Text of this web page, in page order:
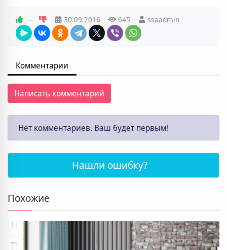
— 30.09.2016 645 ssaadmin
Комментарии
Написать комментарий
Нет комментариев. Ваш будет первым!
Нашли ошибку?
Похожие